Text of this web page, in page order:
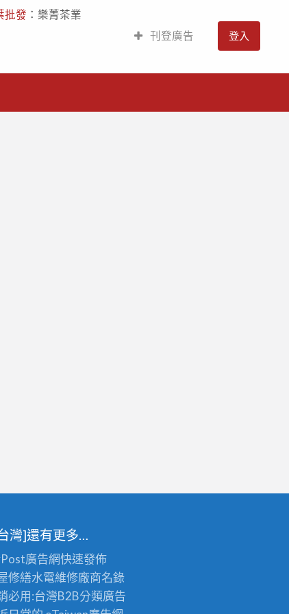
批發 ：樂菁茶業
刊登廣告 登入
灣]還有更多…
廣告網快速發佈
修繕水電維修廠商名錄
必用:台灣B2B分類廣告